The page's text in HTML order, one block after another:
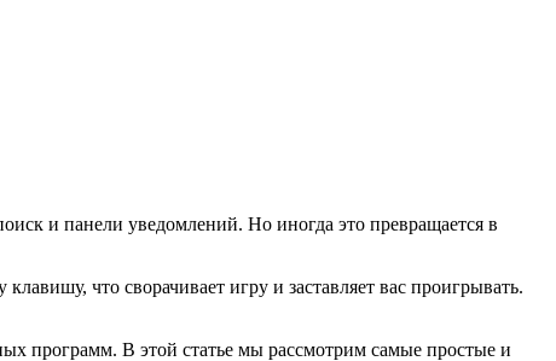
и панели уведомлений. Но иногда это превращается в
что сворачивает игру и заставляет вас проигрывать.
программ. В этой статье мы рассмотрим самые простые и